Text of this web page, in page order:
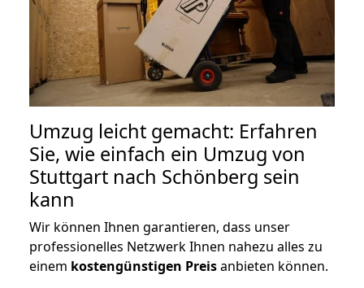
Umzug leicht gemacht: Erfahren
Sie, wie einfach ein Umzug von
Stuttgart nach Schönberg sein
kann
Wir können Ihnen garantieren, dass unser
professionelles Netzwerk Ihnen nahezu alles zu
einem kostengünstigen Preisanbieten können.